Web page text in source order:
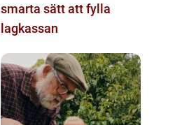
smarta sätt att fylla
lagkassan